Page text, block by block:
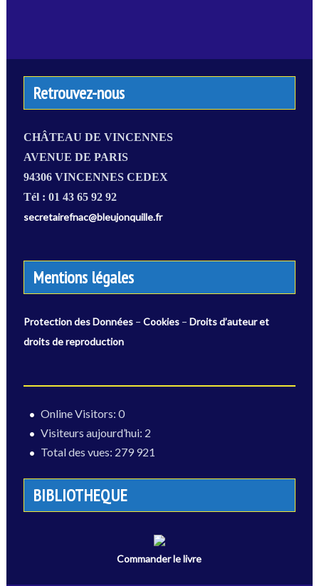
Retrouvez-nous
CHÂTEAU DE VINCENNES
AVENUE DE PARIS
94306 VINCENNES CEDEX
Tél : 01 43 65 92 92
secretairefnac@bleujonquille.fr
Mentions légales
Protection des Données– Cookies– Droits d’auteur et
droits de reproduction
Online Visitors: 0
Visiteurs aujourd’hui: 2
Total des vues: 279 921
BIBLIOTHEQUE
Commander le livre